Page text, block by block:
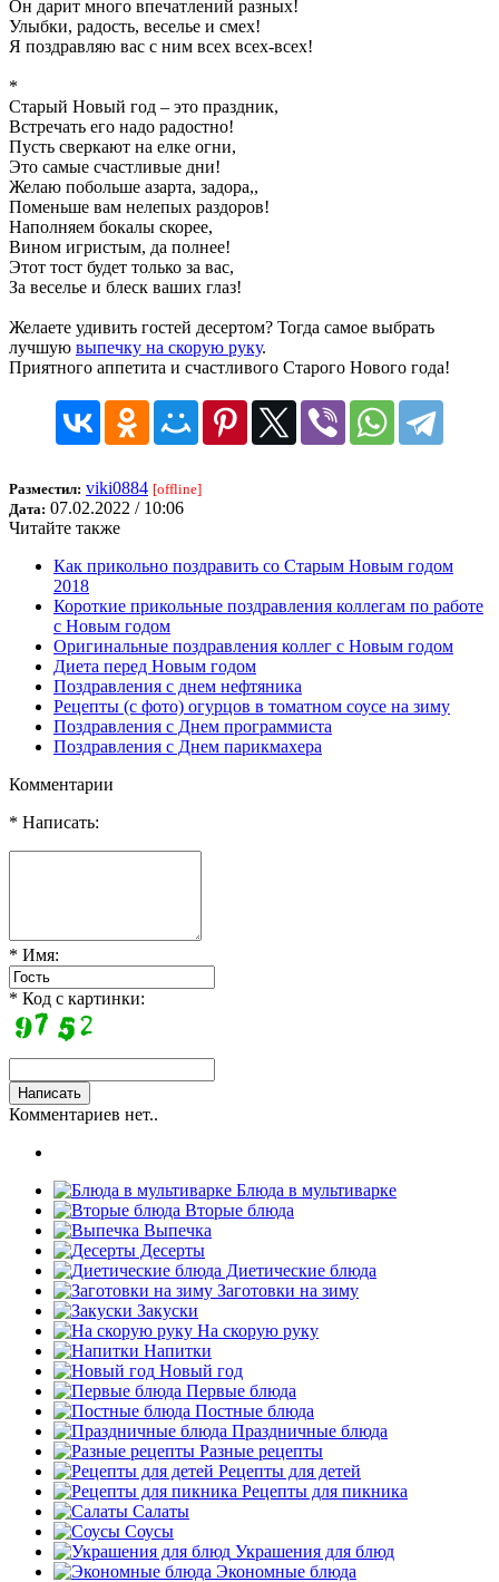
Он дарит много впечатлений разных!
Улыбки, радость, веселье и смех!
Я поздравляю вас с ним всех всех-всех!
*
Старый Новый год – это праздник,
Встречать его надо радостно!
Пусть сверкают на елке огни,
Это самые счастливые дни!
Желаю побольше азарта, задора,,
Поменьше вам нелепых раздоров!
Наполняем бокалы скорее,
Вином игристым, да полнее!
Этот тост будет только за вас,
За веселье и блеск ваших глаз!
Желаете удивить гостей десертом? Тогда самое выбрать
лучшую выпечку на скорую руку.
Приятного аппетита и счастливого Старого Нового года!
Разместил: viki0884 [offline]
Дата: 07.02.2022 / 10:06
Читайте также
Как прикольно поздравить со Старым Новым годом
2018
Короткие прикольные поздравления коллегам по работе
с Новым годом
Оригинальные поздравления коллег с Новым годом
Диета перед Новым годом
Поздравления с днем нефтяника
Рецепты (с фото) огурцов в томатном соусе на зиму
Поздравления с Днем программиста
Поздравления с Днем парикмахера
Комментарии
* Написать:
* Имя:
* Код с картинки:
Комментариев нет..
Блюда в мультиварке
Вторые блюда
Выпечка
Десерты
Диетические блюда
Заготовки на зиму
Закуски
На скорую руку
Напитки
Новый год
Первые блюда
Постные блюда
Праздничные блюда
Разные рецепты
Рецепты для детей
Рецепты для пикника
Салаты
Соусы
Украшения для блюд
Экономные блюда